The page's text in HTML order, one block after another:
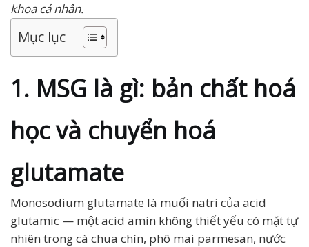
khoa cá nhân.
Mục lục
1. MSG là gì: bản chất hoá
học và chuyển hoá
glutamate
Monosodium glutamate là muối natri của acid
glutamic — một acid amin không thiết yếu có mặt tự
nhiên trong cà chua chín, phô mai parmesan, nước